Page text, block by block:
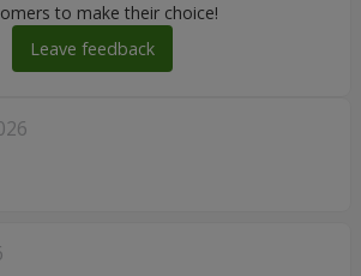
to make their choice!
Leave feedback